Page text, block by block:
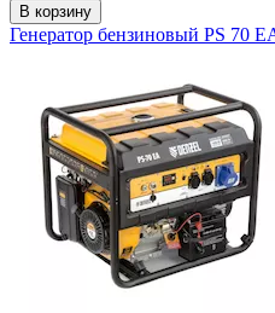
В корзину
Генератор бензиновый PS 70